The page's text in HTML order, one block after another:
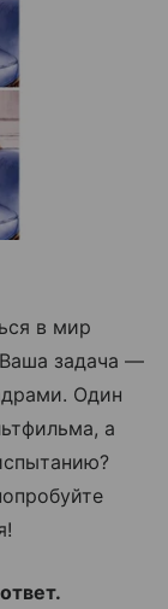
в мир
задача —
Один
а